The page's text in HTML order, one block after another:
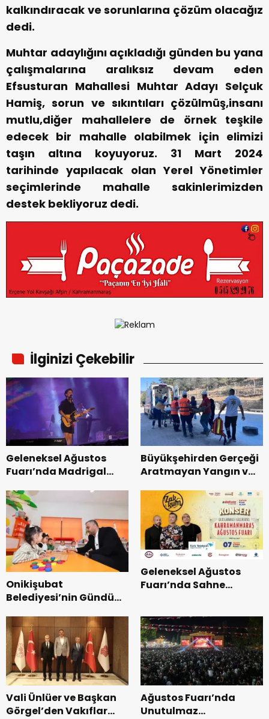
kalkındıracak ve sorunlarına çözüm olacağız
dedi.
Muhtar adaylığını açıkladığı günden bu yana
çalışmalarına aralıksız devam eden
Efsusturan Mahallesi Muhtar Adayı Selçuk
Hamiş, sorun ve sıkıntıları çözülmüş,insanı
mutlu,diğer mahallelere de örnek teşkile
edecek bir mahalle olabilmek için elimizi
taşın altına koyuyoruz. 31 Mart 2024
tarihinde yapılacak olan Yerel Yönetimler
seçimlerinde mahalle sakinlerimizden
destek bekliyoruz dedi.
İlginizi Çekebilir
Geleneksel Ağustos
Fuarı’nda Madrigal
Büyükşehirden Gerçeği
Aratmayan Yangın ve
Onikişubat
Belediyesi’nin Gündüz
dönemin ön kayıtları
başladı.
Geleneksel Ağustos
Fuarı’nda Sahne
Vali Ünlüer ve Başkan
Görgel’den Vakıflar
Ağustos Fuarı’nda
Unutulmaz